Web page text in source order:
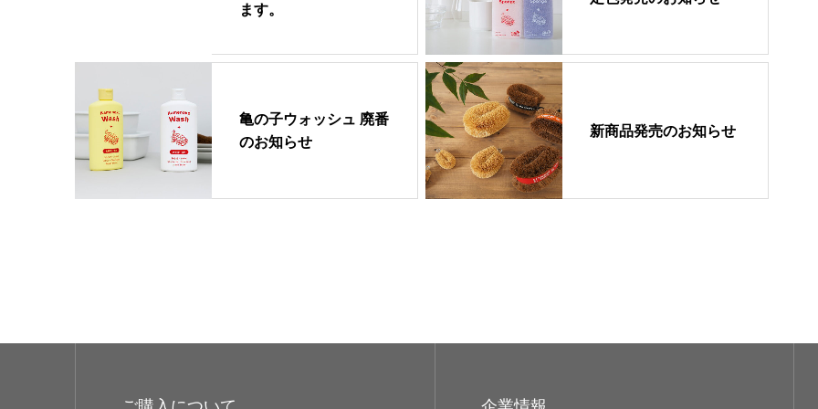
ます。
亀の子ウォッシュ 廃番
のお知らせ
新商品発売のお知らせ